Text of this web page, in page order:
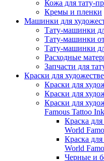
Кожа для тату-
Кремы и пленки
Машинки для
Тату-машинки
Тату-машинки
Тату-машинки
Расходные
Запчасти для
Краски для
Краски для
Краски для
Краски для
Famous Tattoo Ink
Краска
World
Краска
World
Черные и